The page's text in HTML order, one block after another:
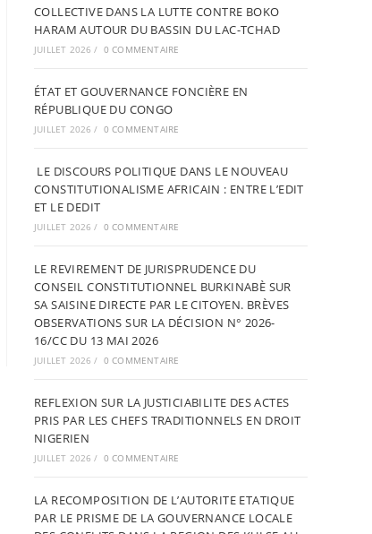
COLLECTIVE DANS LA LUTTE CONTRE BOKO
HARAM AUTOUR DU BASSIN DU LAC-TCHAD
JUILLET 2026 / 0 COMMENTAIRE
ÉTAT ET GOUVERNANCE FONCIÈRE EN
RÉPUBLIQUE DU CONGO
JUILLET 2026 / 0 COMMENTAIRE
LE DISCOURS POLITIQUE DANS LE NOUVEAU
CONSTITUTIONALISME AFRICAIN : ENTRE L’EDIT
ET LE DEDIT
JUILLET 2026 / 0 COMMENTAIRE
LE REVIREMENT DE JURISPRUDENCE DU
CONSEIL CONSTITUTIONNEL BURKINABÈ SUR
SA SAISINE DIRECTE PAR LE CITOYEN. BRÈVES
OBSERVATIONS SUR LA DÉCISION N° 2026-
16/CC DU 13 MAI 2026
JUILLET 2026 / 0 COMMENTAIRE
REFLEXION SUR LA JUSTICIABILITE DES ACTES
PRIS PAR LES CHEFS TRADITIONNELS EN DROIT
NIGERIEN
JUILLET 2026 / 0 COMMENTAIRE
LA RECOMPOSITION DE L’AUTORITE ETATIQUE
PAR LE PRISME DE LA GOUVERNANCE LOCALE